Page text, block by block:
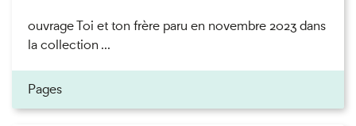
ouvrage Toi et ton frère paru en novembre 2023 dans
la collection ...
Pages